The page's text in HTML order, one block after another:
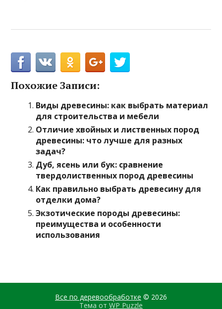
Похожие Записи:
Виды древесины: как выбрать материал
для строительства и мебели
Отличие хвойных и лиственных пород
древесины: что лучше для разных
задач?
Дуб, ясень или бук: сравнение
твердолиственных пород древесины
Как правильно выбрать древесину для
отделки дома?
Экзотические породы древесины:
преимущества и особенности
использования
Все по деревообработке © 2026
Тема от WP Puzzle